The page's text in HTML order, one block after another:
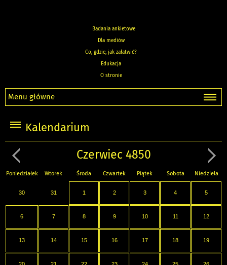
Badania ankietowe
Dla mediów
Co, gdzie, jak załatwić?
Edukacja
O stronie
Menu główne
Kalendarium
Czerwiec 4850
Poniedziałek Wtorek Środa Czwartek Piątek Sobota Niedziela
30 31 1 2 3 4 5
6 7 8 9 10 11 12
13 14 15 16 17 18 19